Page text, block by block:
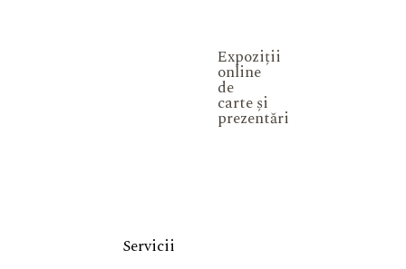
Expoziții
online
de
carte și
prezentări
Servicii